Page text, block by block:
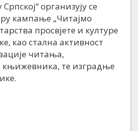
организују се
кампање „Читајмо
просвјете и културе
као стална активност
читања,
те изградње